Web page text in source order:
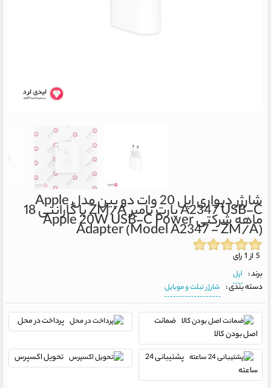
شارژر دیواری اپل 20 وات دو پین مدل AppleA2347 USB-C پارت نامبر ZM/A با گارانتی 18 ماهه شرکتیApple 20W USB-C Power
Adapter (Model A2347 - ZM/A)
برند : اپل
دسته بندی : شارژر تبلت و موبایل
ضمانت
اصل بودن کالا
پرداخت در محل
پشتیبانی 24
ساعته
تحویل اکسپرس